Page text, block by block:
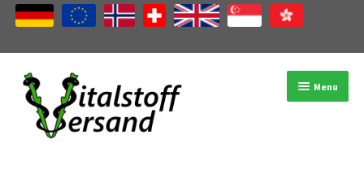
Przejdź
do
nawigacji
Przejdź
do
treści
Menu